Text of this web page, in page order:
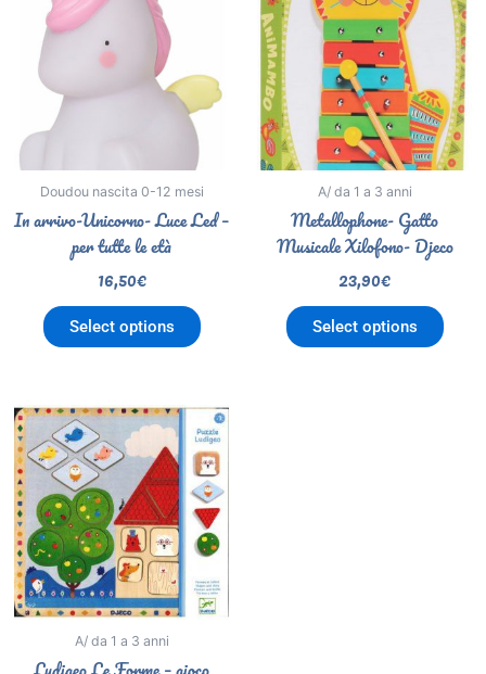
Doudou nascita 0-12 mesi
In arrivo-Unicorno- Luce Led –
per tutte le età
16,50€
Select options
A/ da 1 a 3 anni
Metallophone- Gatto
Musicale Xilofono- Djeco
23,90€
Select options
A/ da 1 a 3 anni